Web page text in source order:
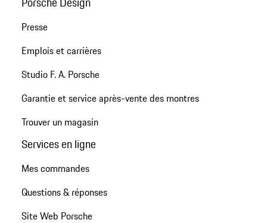
Presse
Emplois et carrières
Studio F. A. Porsche
Garantie et service après-vente des montres
Trouver un magasin
Services en ligne
Mes commandes
Questions & réponses
Site Web Porsche